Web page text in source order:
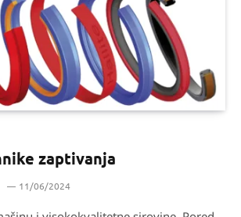
zaptivanja
11/06/2024